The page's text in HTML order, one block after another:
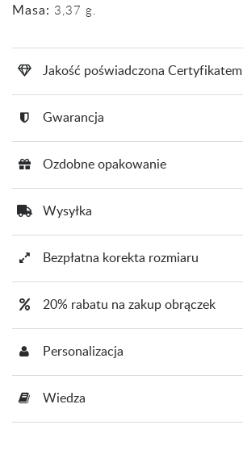
Masa: 3,37 g.
Jakość poświadczona Certyfikatem
Gwarancja
Ozdobne opakowanie
Wysyłka
Bezpłatna korekta rozmiaru
20% rabatu na zakup obrączek
Personalizacja
Wiedza